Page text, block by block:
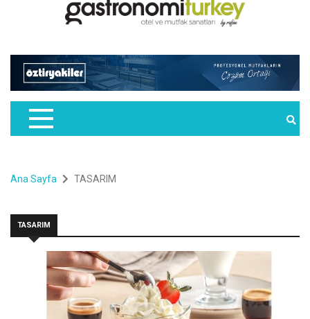
Ana Sayfa TASARIM
TASARIM